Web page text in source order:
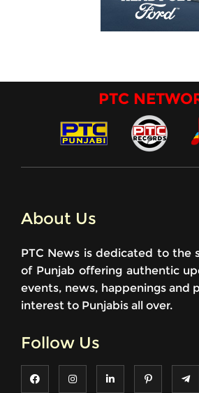
PTC
About Us
PTC News is dedicated to the
of Punjab offering authentic
events, news, happenings and
interest to Punjabis all over.
Follow Us